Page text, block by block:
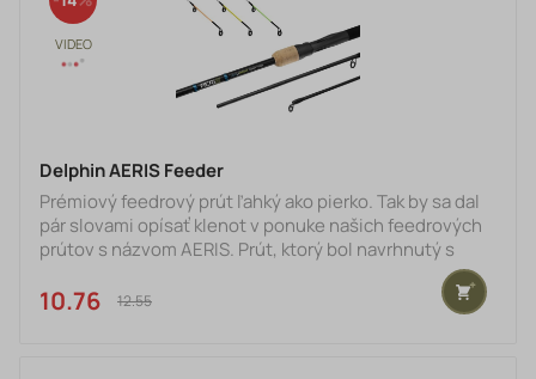
starostlivosťou a precízno
Delphin AERIS Feeder
Prémiový feedrový prút ľahký ako pierko. Tak by sa dal
pár slovami opísať klenot v ponuke našich feedrových
prútov s názvom AERIS. Prút, ktorý bol navrhnutý s
cieľom naplniť očakávania náročných feedristov, či
pretekárov. Prút, ktorý svojimi vlastnosťami a
parametrami môže zľahka konkurovať násobne drahším
10.76 €12.55 €